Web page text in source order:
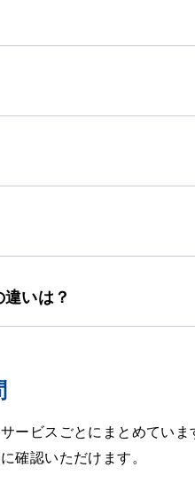
いは？
ービスごとにまとめていま
確認いただけます。